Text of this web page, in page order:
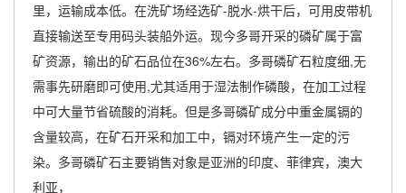
里，运输成本低。在洗矿场经选矿-脱水-烘干后，可用皮带机
直接输送至专用码头装船外运。现今多哥开采的磷矿属于富
矿资源，输出的矿石品位在36%左右。多哥磷矿石粒度细,无
需事先研磨即可使用,尤其适用于湿法制作磷酸，在加工过程
中可大量节省硫酸的消耗。但是多哥磷矿成分中重金属镉的
含量较高，在矿石开采和加工中，镉对环境产生一定的污
染。多哥磷矿石主要销售对象是亚洲的印度、菲律宾，澳大
利亚，